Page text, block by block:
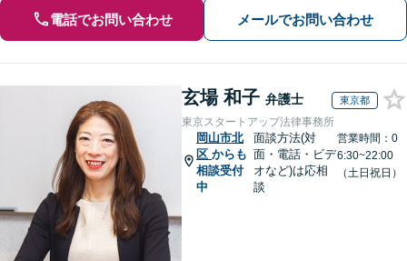
電話でお問い合わせ メールでお問い合わせ
玄場 和子 弁護士 東京都
東京スタートアップ法律事務所
岡山市北
区 からも
相談受付
中
面談方法(対
面・電話・ビデ
オなど)は応相
談
営業時間：0
6:30~22:00
（土日祝日）